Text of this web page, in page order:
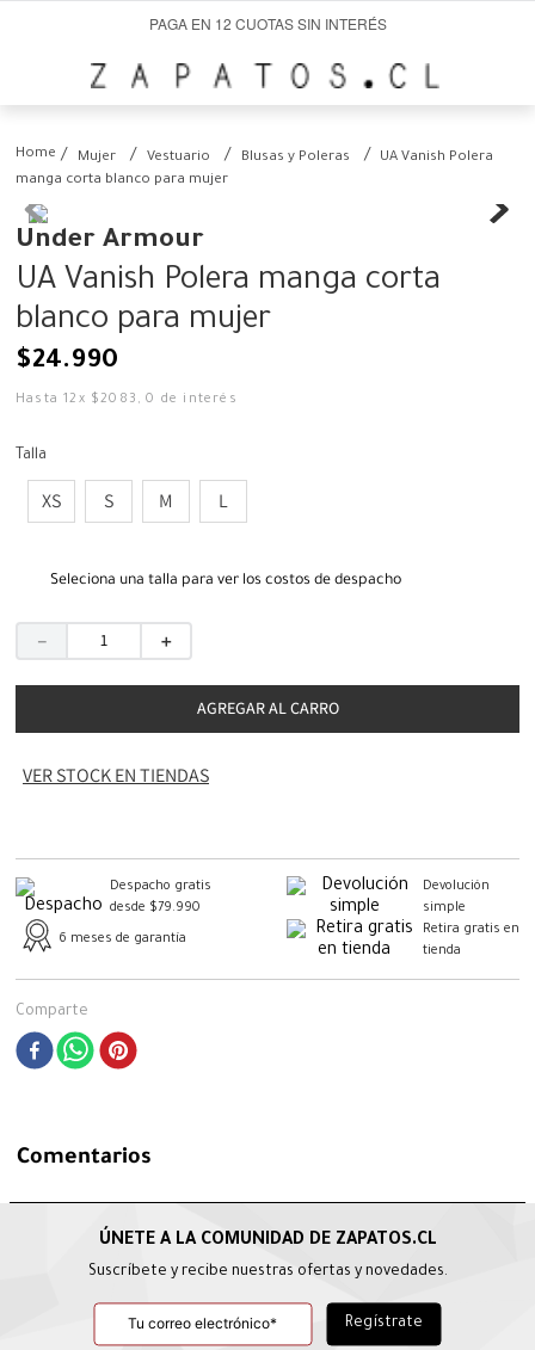
PAGA EN 12 CUOTAS SIN INTERÉS
Mujer Vestuario Blusas y Poleras
UA Vanish Polera
manga corta blanco para mujer
Under Armour
UA Vanish Polera manga corta
blanco para mujer
$24.990
Hasta12 x $2083 ,0 de interés
Talla
XS S M L
Seleciona una talla para ver los costos de despacho
＋
－
AGREGAR AL CARRO
VER STOCK EN TIENDAS
Despacho gratis
desde $79.990
Devolución
simple
6 meses de garantía
Retira gratis en
tienda
Comparte
Comentarios
Suscríbete y recibe nuestras ofertas y novedades.